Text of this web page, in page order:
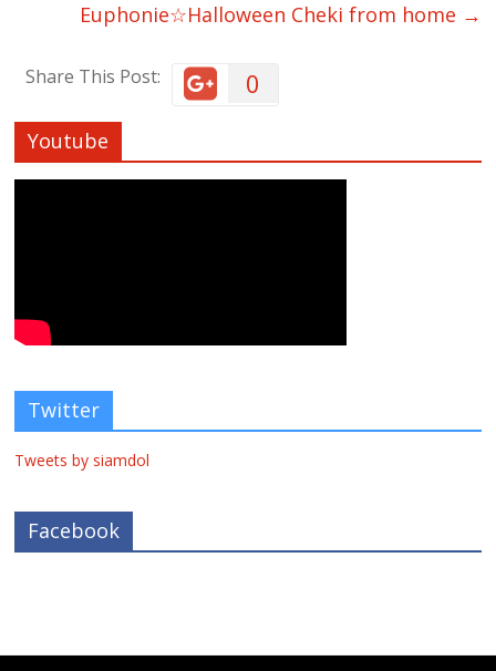
Euphonie☆Halloween Cheki from home →
Share This Post: 0
Youtube
Twitter
Tweets by siamdol
Facebook